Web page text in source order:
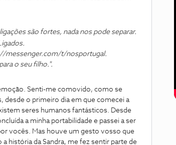
são fortes, nada nos pode separar.
messenger.com/t/nosportugal.
o seu filho.".
Senti-me comovido, como se
desde o primeiro dia em que comecei a
seres humanos fantásticos. Desde
a minha portabilidade e passei a ser
vocês. Mas houve um gesto vosso que
história da Sandra, me fez sentir parte de